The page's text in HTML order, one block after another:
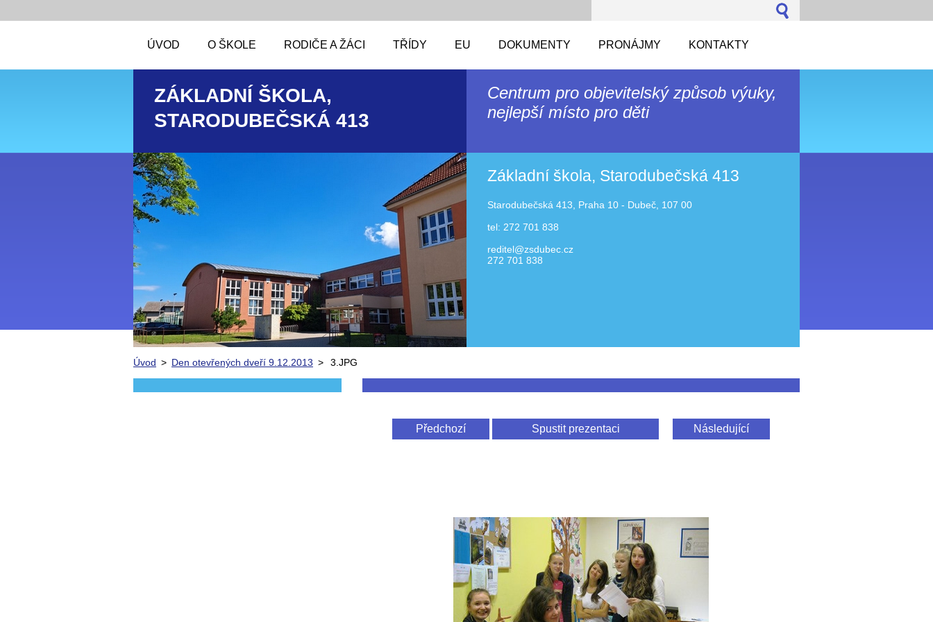
ÚVOD O ŠKOLE RODIČE A ŽÁCI TŘÍDY EU DOKUMENTY PRONÁJMY KONTAKTY
ZÁKLADNÍ ŠKOLA,
STARODUBEČSKÁ 413
Centrum pro objevitelský způsob výuky,
nejlepší místo pro děti
Základní škola, Starodubečská 413
Starodubečská 413, Praha 10 - Dubeč, 107 00
tel: 272 701 838
reditel@zsdubec.cz
272 701 838
Úvod > Den otevřených dveří 9.12.2013 > 3.JPG
Předchozí Spustit prezentaci Následující